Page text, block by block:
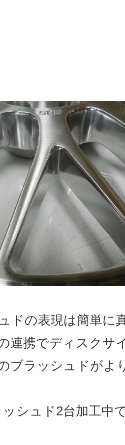
ドの表現は簡単に
連携でディスクサ
ブラッシュドがよ
シュド2台加工中